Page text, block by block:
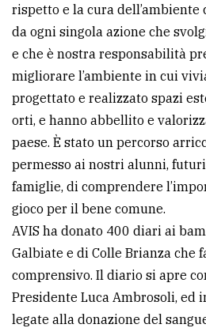
rispetto e la cura dell’ambiente
da ogni singola azione che
e che è nostra responsabilità
migliorare l’ambiente in cui
progettato e realizzato spazi
orti, e hanno abbellito e
paese. È stato un percorso
permesso ai nostri alunni,
famiglie, di comprendere
gioco per il bene comune.
AVIS ha donato 400 diari ai
Galbiate e di Colle Brianza che
comprensivo. Il diario si apre
Presidente Luca Ambrosoli, ed
legate alla donazione del